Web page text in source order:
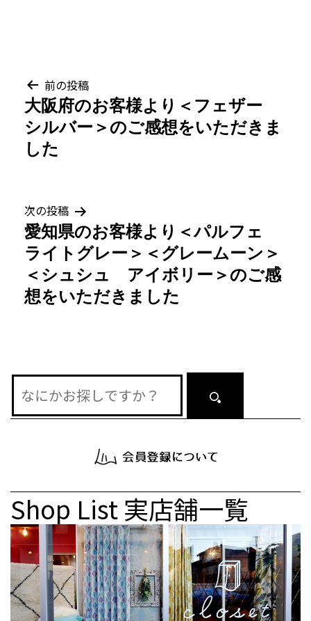
投
稿
ナ
ゲ
ー
シ
ョ
前の投稿
大阪府のお客様より＜フェザー
シルバー＞のご感想をいただきま
した
次の投稿
愛知県のお客様より＜パルフェ
ライトグレー＞＜グレームーン＞
＜シュシュ アイボリー＞のご感
想をいただきました
Shop List実店舗一覧